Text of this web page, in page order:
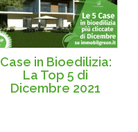
Case in Bioedilizia:
La Top 5 di
Dicembre 2021